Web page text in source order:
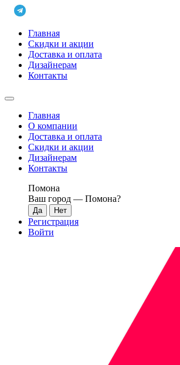
Главная
Скидки и акции
Доставка и оплата
Дизайнерам
Контакты
Главная
О компании
Доставка и оплата
Скидки и акции
Дизайнерам
Контакты
Помона
Ваш город — Помона?
Регистрация
Войти